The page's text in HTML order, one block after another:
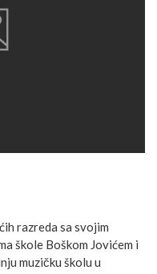
razreda sa svojim
škole Boškom Jovićem i
muzičku školu u